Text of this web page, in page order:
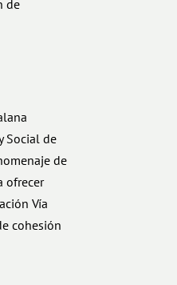
de
Social de
de
ofrecer
Vía
cohesión